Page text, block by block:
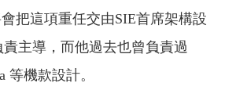
把這項重任交由SIE首席架構設
責主導，而他過去也曾負責過
等機款設計。